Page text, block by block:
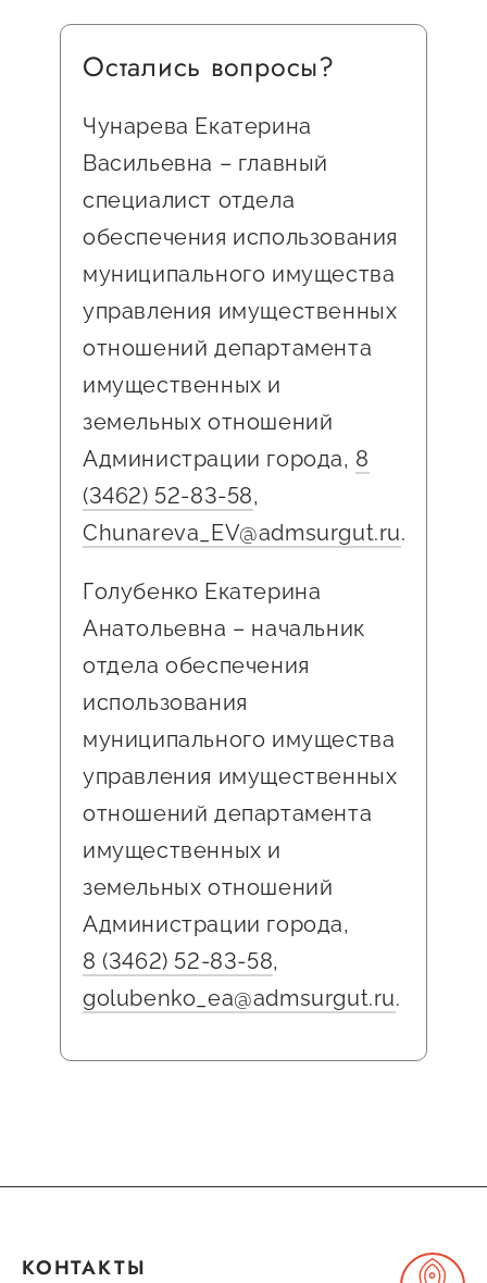
Остались вопросы?
Чунарева Екатерина
Васильевна – главный
специалист отдела
обеспечения использования
муниципального имущества
управления имущественных
отношений департамента
имущественных и
земельных отношений
Администрации города, 8
(3462) 52-83-58,
Chunareva_EV@admsurgut.ru.
Голубенко Екатерина
Анатольевна – начальник
отдела обеспечения
использования
муниципального имущества
управления имущественных
отношений департамента
имущественных и
земельных отношений
Администрации города,
8 (3462) 52-83-58,
golubenko_ea@admsurgut.ru.
КОНТАКТЫ